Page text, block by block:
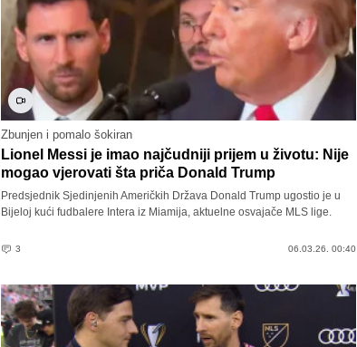
Zbunjen i pomalo šokiran
Lionel Messi je imao najčudniji prijem u životu: Nije
mogao vjerovati šta priča Donald Trump
Predsjednik Sjedinjenih Američkih Država Donald Trump ugostio je u
Bijeloj kući fudbalere Intera iz Miamija, aktuelne osvajače MLS lige.
3 06.03.26. 00:40